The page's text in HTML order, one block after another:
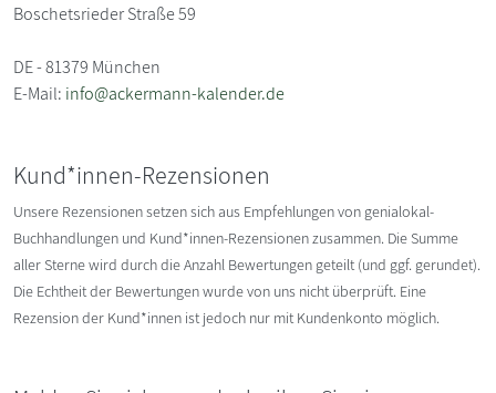
Boschetsrieder Straße 59
DE - 81379 München
E-Mail: info@ackermann-kalender.de
Kund*innen-Rezensionen
Unsere Rezensionen setzen sich aus Empfehlungen von genialokal-
Buchhandlungen und Kund*innen-Rezensionen zusammen. Die Summe
aller Sterne wird durch die Anzahl Bewertungen geteilt (und ggf. gerundet).
Die Echtheit der Bewertungen wurde von uns nicht überprüft. Eine
Rezension der Kund*innen ist jedoch nur mit Kundenkonto möglich.